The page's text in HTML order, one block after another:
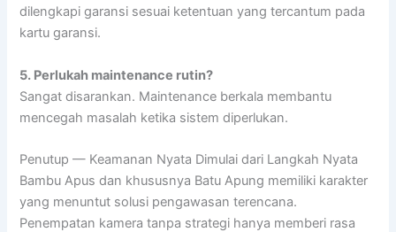
dilengkapi garansi sesuai ketentuan yang tercantum pada
kartu garansi.
5. Perlukah maintenance rutin?
Sangat disarankan. Maintenance berkala membantu
mencegah masalah ketika sistem diperlukan.
Penutup — Keamanan Nyata Dimulai dari Langkah Nyata
Bambu Apus dan khususnya Batu Apung memiliki karakter
yang menuntut solusi pengawasan terencana.
Penempatan kamera tanpa strategi hanya memberi rasa